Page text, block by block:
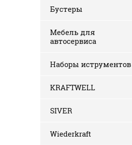
Бустеры
Мебель для
автосервиса
Наборы иструментов
KRAFTWELL
SIVER
Wiederkraft